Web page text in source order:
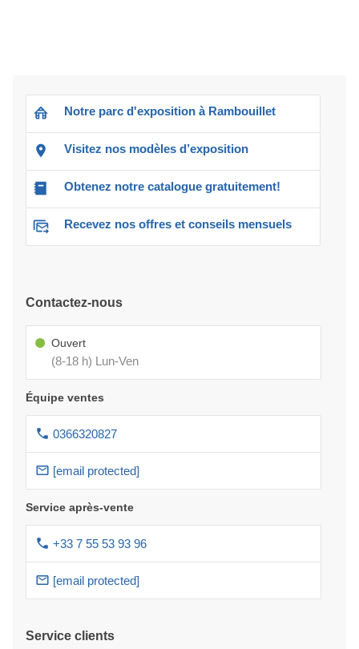
Notre parc d'exposition à Rambouillet
Visitez nos modèles d’exposition
Obtenez notre catalogue gratuitement!
Recevez nos offres et conseils mensuels
Contactez-nous
Ouvert
(8-18 h) Lun-Ven
Équipe ventes
0366320827
[email protected]
Service après-vente
+33 7 55 53 93 96
[email protected]
Service clients